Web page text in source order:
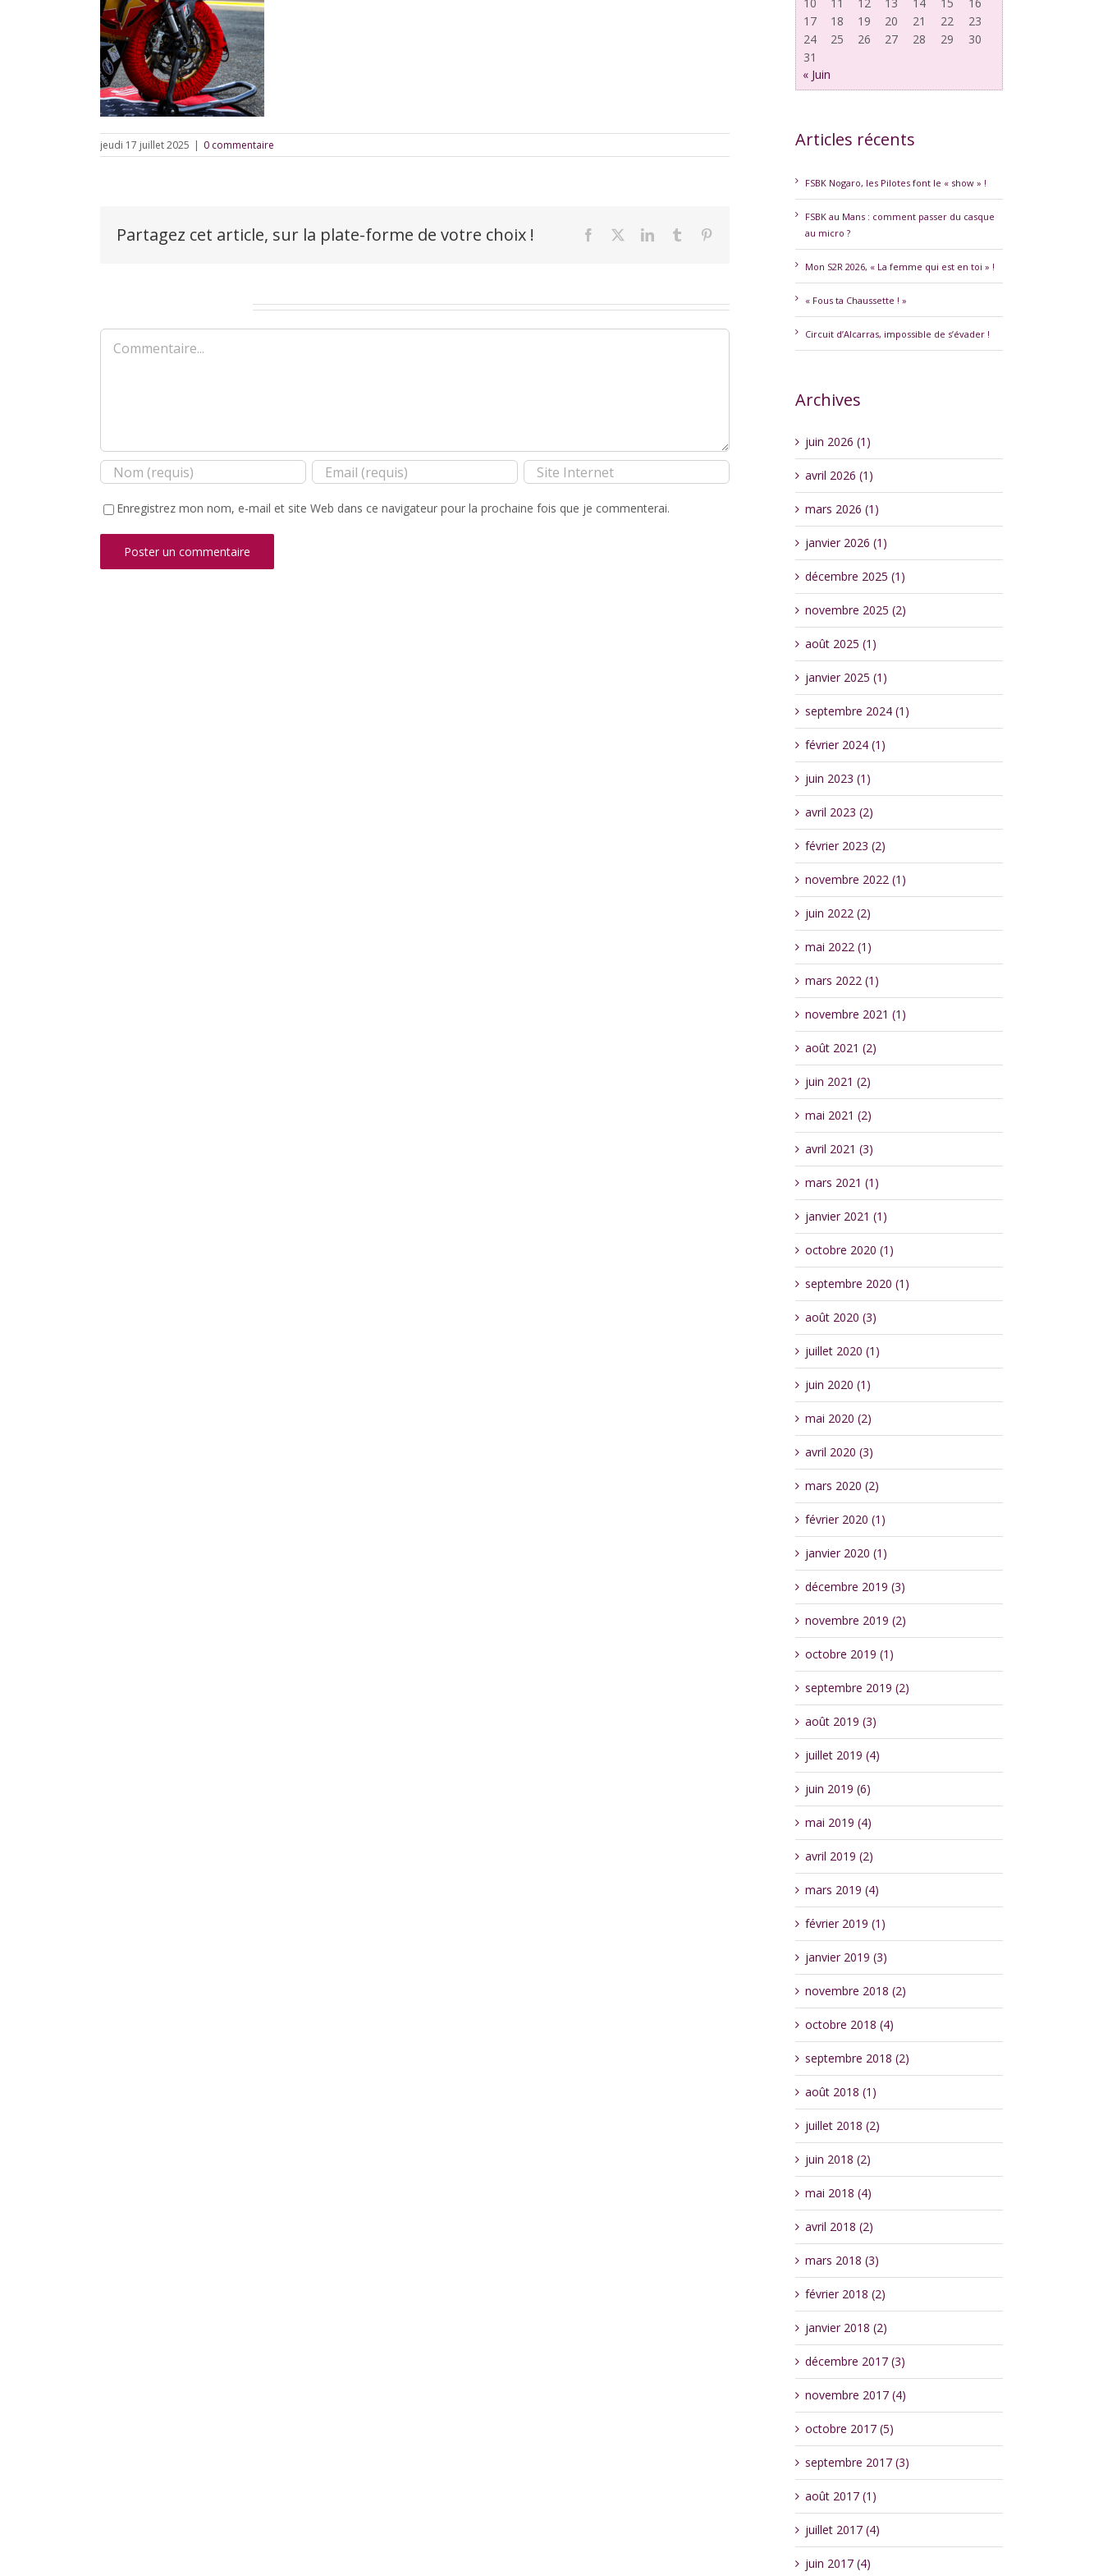
jeudi 17 juillet 2025 | 0 commentaire
Partagez cet article, sur la plate-forme de votre choix ! Facebook LinkedInTumblr
Commentaire
Enregistrez mon nom, e-mail et site Web dans ce navigateur pour la prochaine fois que je commenterai.
17
18 19 20 21 22
23
24
25 26 27 28 29
30
31
« Juin
Articles récents
FSBK Nogaro, les Pilotes font le « show » !
FSBK au Mans : comment passer du casque
au micro ?
Mon S2R 2026, « La femme qui est en toi » !
« Fous ta Chaussette ! »
Circuit d’Alcarras, impossible de s’évader !
Archives
juin 2026 (1)
avril 2026 (1)
mars 2026 (1)
janvier 2026 (1)
décembre 2025 (1)
novembre 2025 (2)
août 2025 (1)
janvier 2025 (1)
septembre 2024 (1)
février 2024 (1)
juin 2023 (1)
avril 2023 (2)
février 2023 (2)
novembre 2022 (1)
juin 2022 (2)
mai 2022 (1)
mars 2022 (1)
novembre 2021 (1)
août 2021 (2)
juin 2021 (2)
mai 2021 (2)
avril 2021 (3)
mars 2021 (1)
janvier 2021 (1)
octobre 2020 (1)
septembre 2020 (1)
août 2020 (3)
juillet 2020 (1)
juin 2020 (1)
mai 2020 (2)
avril 2020 (3)
mars 2020 (2)
février 2020 (1)
janvier 2020 (1)
décembre 2019 (3)
novembre 2019 (2)
octobre 2019 (1)
septembre 2019 (2)
août 2019 (3)
juillet 2019 (4)
juin 2019 (6)
mai 2019 (4)
avril 2019 (2)
mars 2019 (4)
février 2019 (1)
janvier 2019 (3)
novembre 2018 (2)
octobre 2018 (4)
septembre 2018 (2)
août 2018 (1)
juillet 2018 (2)
juin 2018 (2)
mai 2018 (4)
avril 2018 (2)
mars 2018 (3)
février 2018 (2)
janvier 2018 (2)
décembre 2017 (3)
novembre 2017 (4)
octobre 2017 (5)
septembre 2017 (3)
août 2017 (1)
juillet 2017 (4)
juin 2017 (4)